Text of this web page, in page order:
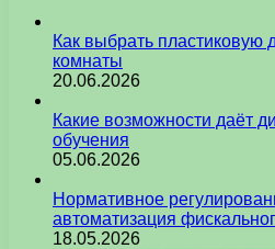
Как выбрать пластиковую
комнаты
20.06.2026
Какие возможности даёт
обучения
05.06.2026
Нормативное
автоматизация
18.05.2026